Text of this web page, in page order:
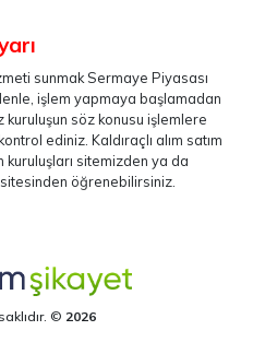
sunmak Sermaye Piyasası
işlem yapmaya başlamadan
kuruluşun söz konusu işlemlere
ediniz. Kaldıraçlı alım satım
sitemizden ya da
öğrenebilirsiniz.
© 2026